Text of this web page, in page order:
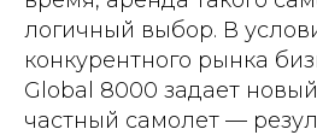
логичный выбор. В
конкурентного рынка
Global 8000 задает
частный самолет —